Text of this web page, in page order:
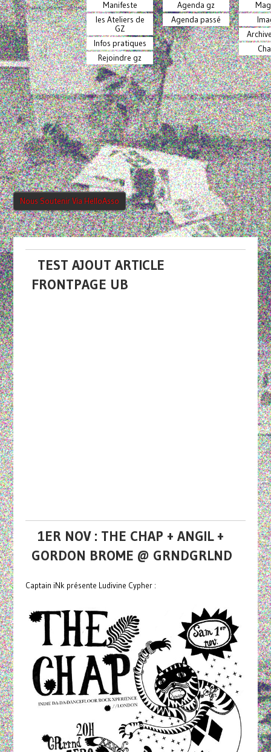
Manifeste
les Ateliers de
GZ
Infos pratiques
Rejoindre gz
Agenda gz
Agenda passé
Nous Soutenir Via HelloAsso
TEST AJOUT ARTICLE
FRONTPAGE UB
1ER NOV : THE CHAP + ANGIL +
GORDON BROME @ GRNDGRLND
Captain iNk présente Ludivine Cypher :